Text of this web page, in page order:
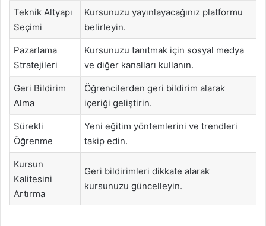
Teknik Altyapı
Seçimi
Kursunuzu yayınlayacağınız platformu
belirleyin.
Pazarlama
Stratejileri
Kursunuzu tanıtmak için sosyal medya
ve diğer kanalları kullanın.
Geri Bildirim
Alma
Öğrencilerden geri bildirim alarak
içeriği geliştirin.
Sürekli
Öğrenme
Yeni eğitim yöntemlerini ve trendleri
takip edin.
Kursun
Kalitesini
Artırma
Geri bildirimleri dikkate alarak
kursunuzu güncelleyin.